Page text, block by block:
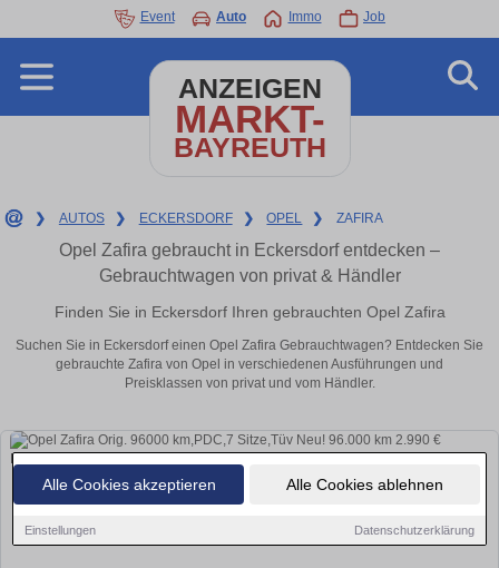
Alle Cookies akzeptieren Alle Cookies ablehnen
Einstellungen Datenschutzerklärung
Event Auto Immo Job
ANZEIGEN
MARKT-
BAYREUTH
❯ AUTOS ❯ ECKERSDORF ❯ OPEL ❯ ZAFIRA
Opel Zafira gebraucht in Eckersdorf entdecken –
Gebrauchtwagen von privat & Händler
Finden Sie in Eckersdorf Ihren gebrauchten Opel Zafira
Suchen Sie in Eckersdorf einen Opel Zafira Gebrauchtwagen? Entdecken Sie
gebrauchte Zafira von Opel in verschiedenen Ausführungen und
Preisklassen von privat und vom Händler.